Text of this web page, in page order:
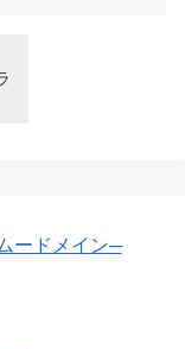
ードメイン─